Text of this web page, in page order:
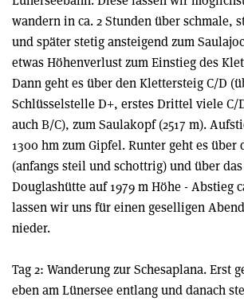
wandern in ca. 2 Stunden über schmale,
und später stetig ansteigend zum
etwas Höhenverlust zum Einstieg des
Dann geht es über den Klettersteig C/D
Schlüsselstelle D+, erstes Drittel viele C/
auch B/C), zum Saulakopf (2517 m).
1300 hm zum Gipfel. Runter geht es über
(anfangs steil und schottrig) und über
Douglashütte auf 1979 m Höhe - Abstieg
lassen wir uns für einen geselligen
nieder.
Tag 2: Wanderung zur Schesaplana. Erst
eben am Lünersee entlang und danach